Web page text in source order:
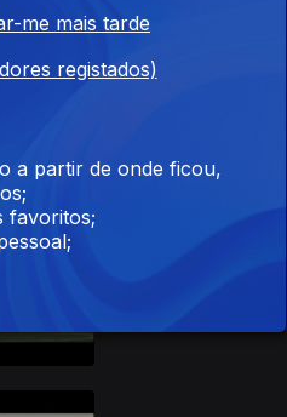
07 mai. 2016
me mais tarde
registados)
a partir de onde ficou,
favoritos;